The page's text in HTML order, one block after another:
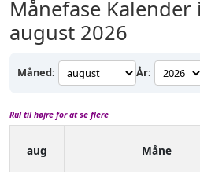
Månefase Kalender
august 2026
Måned: År:
Rul til højre for at se flere
aug
Måne